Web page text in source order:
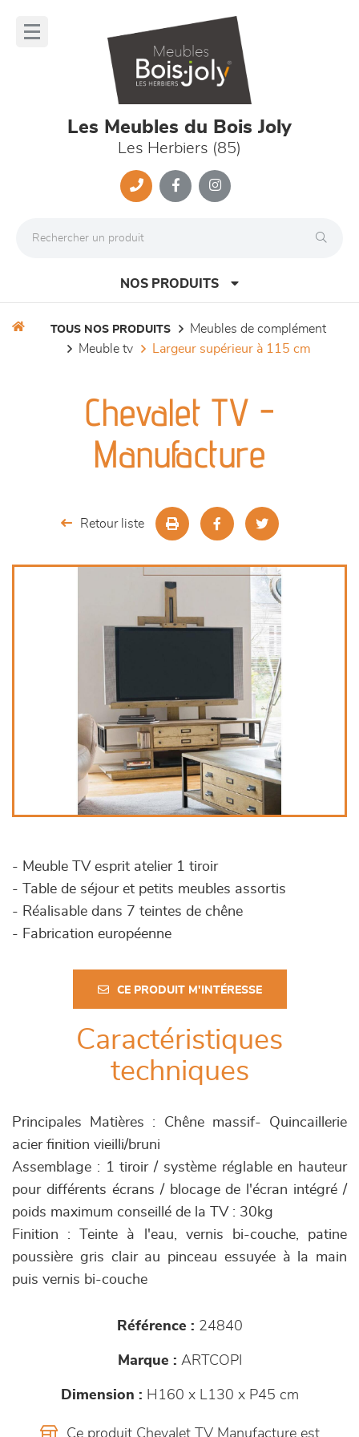
Les Meubles du Bois Joly
Les Herbiers (85)
NOS PRODUITS
meubles de complément
TOUS NOS PRODUITS
meubles de complément
meuble tv
largeur supérieur à 115 cm
Chevalet TV -
Manufacture
Retour liste
- Meuble TV esprit atelier 1 tiroir
- Table de séjour et petits meubles assortis
- Réalisable dans 7 teintes de chêne
- Fabrication européenne
CE PRODUIT M'INTÉRESSE
Caractéristiques
techniques
Principales Matières : Chêne massif- Quincaillerie
acier finition vieilli/bruni
Assemblage : 1 tiroir / système réglable en hauteur
pour différents écrans / blocage de l'écran intégré /
poids maximum conseillé de la TV : 30kg
Finition : Teinte à l'eau, vernis bi-couche, patine
poussière gris clair au pinceau essuyée à la main
puis vernis bi-couche
Référence : 24840
Marque : ARTCOPI
Dimension : H160 x L130 x P45 cm
Ce produit Chevalet TV Manufacture est